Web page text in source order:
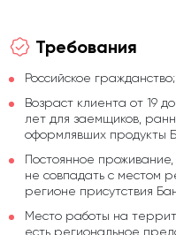
Требования
Российское гражданство;
Возраст клиента от 19
лет для заемщиков,
оформлявших продукты
Постоянное
не совпадать с местом
регионе присутствия
Место работы на
есть региональное